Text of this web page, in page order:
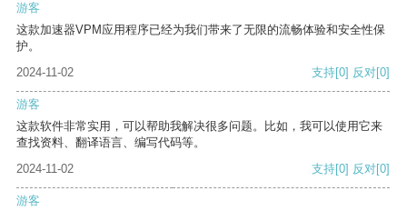
游客
这款加速器VPM应用程序已经为我们带来了无限的流畅体验和安全性保
护。
2024-11-02
支持[0] 反对[0]
游客
这款软件非常实用，可以帮助我解决很多问题。比如，我可以使用它来
查找资料、翻译语言、编写代码等。
2024-11-02
支持[0] 反对[0]
游客